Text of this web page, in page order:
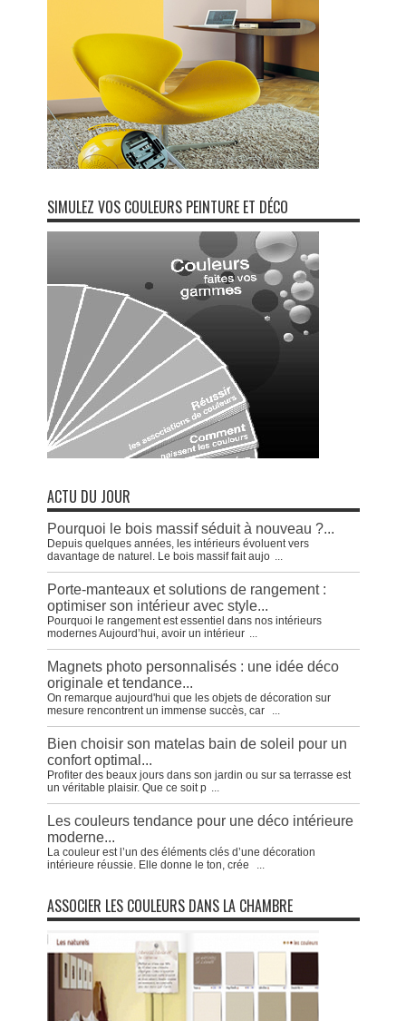
SIMULEZ VOS COULEURS PEINTURE ET DÉCO
ACTU DU JOUR
Pourquoi le bois massif séduit à nouveau ?...
Depuis quelques années, les intérieurs évoluent vers
davantage de naturel. Le bois massif fait aujo ...
Porte-manteaux et solutions de rangement :
optimiser son intérieur avec style...
Pourquoi le rangement est essentiel dans nos intérieurs
modernes Aujourd’hui, avoir un intérieur ...
Magnets photo personnalisés : une idée déco
originale et tendance...
On remarque aujourd'hui que les objets de décoration sur
mesure rencontrent un immense succès, car
...
Bien choisir son matelas bain de soleil pour un
confort optimal...
Profiter des beaux jours dans son jardin ou sur sa terrasse est
un véritable plaisir. Que ce soit p ...
Les couleurs tendance pour une déco intérieure
moderne...
La couleur est l’un des éléments clés d’une décoration
intérieure réussie. Elle donne le ton, crée
...
ASSOCIER LES COULEURS DANS LA CHAMBRE